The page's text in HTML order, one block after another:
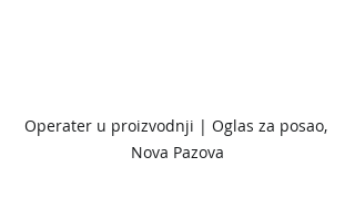
Operater u proizvodnji | Oglas za posao,
Nova Pazova